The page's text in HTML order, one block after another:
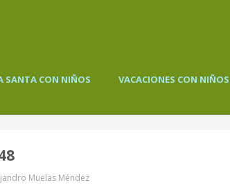
SANTA CON NIÑOS VACACIONES CON NIÑOS
Muelas Méndez